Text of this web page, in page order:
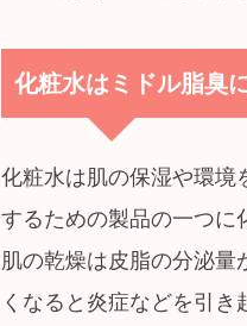
化粧水はミドル脂臭
化粧水は肌の保湿や環境
するための製品の一つに
肌の乾燥は皮脂の分泌
くなると炎症などを引